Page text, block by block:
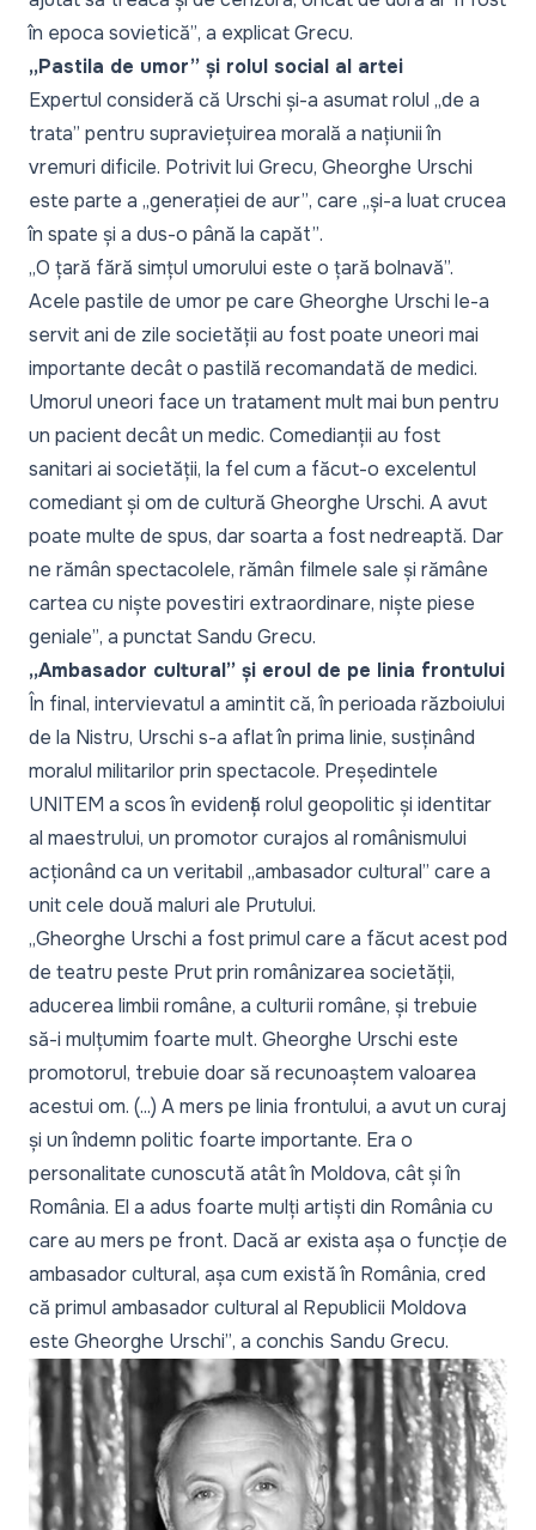
în epoca sovietică”, a explicat Grecu.
„Pastila de umor” și rolul social al artei
Expertul consideră că Urschi și-a asumat rolul „de a
trata” pentru supraviețuirea morală a națiunii în
vremuri dificile. Potrivit lui Grecu, Gheorghe Urschi
este parte a „generației de aur”, care „și-a luat crucea
în spate și a dus-o până la capăt”.
„O țară fără simțul umorului este o țară bolnavă”.
Acele pastile de umor pe care Gheorghe Urschi le-a
servit ani de zile societății au fost poate uneori mai
importante decât o pastilă recomandată de medici.
Umorul uneori face un tratament mult mai bun pentru
un pacient decât un medic. Comedianții au fost
sanitari ai societății, la fel cum a făcut-o excelentul
comediant și om de cultură Gheorghe Urschi. A avut
poate multe de spus, dar soarta a fost nedreaptă. Dar
ne rămân spectacolele, rămân filmele sale și rămâne
cartea cu niște povestiri extraordinare, niște piese
geniale”, a punctat Sandu Grecu.
„Ambasador cultural” și eroul de pe linia frontului
În final, intervievatul a amintit că, în perioada războiului
de la Nistru, Urschi s-a aflat în prima linie, susținând
moralul militarilor prin spectacole. Președintele
UNITEM a scos în evidență rolul geopolitic și identitar
al maestrului, un promotor curajos al românismului
acționând ca un veritabil „ambasador cultural” care a
unit cele două maluri ale Prutului.
„Gheorghe Urschi a fost primul care a făcut acest pod
de teatru peste Prut prin românizarea societății,
aducerea limbii române, a culturii române, și trebuie
să-i mulțumim foarte mult. Gheorghe Urschi este
promotorul, trebuie doar să recunoaștem valoarea
acestui om. (...) A mers pe linia frontului, a avut un curaj
și un îndemn politic foarte importante. Era o
personalitate cunoscută atât în Moldova, cât și în
România. El a adus foarte mulți artiști din România cu
care au mers pe front. Dacă ar exista așa o funcție de
ambasador cultural, așa cum există în România, cred
că primul ambasador cultural al Republicii Moldova
este Gheorghe Urschi”, a conchis Sandu Grecu.